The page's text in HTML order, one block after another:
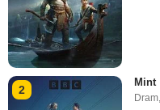
2
Mint
Dram